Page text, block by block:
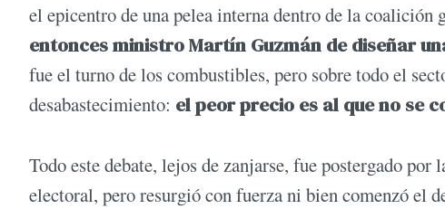
el epicentro de una pelea interna dentro de la coalición
entonces ministro Martín Guzmán de diseñar
fue el turno de los combustibles, pero sobre todo el
desabastecimiento: el peor precio es al que no se
Todo este debate, lejos de zanjarse, fue postergado
electoral, pero resurgió con fuerza ni bien comenzó el